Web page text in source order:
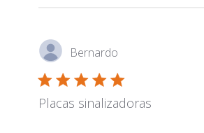
Bernardo
Placas sinalizadoras